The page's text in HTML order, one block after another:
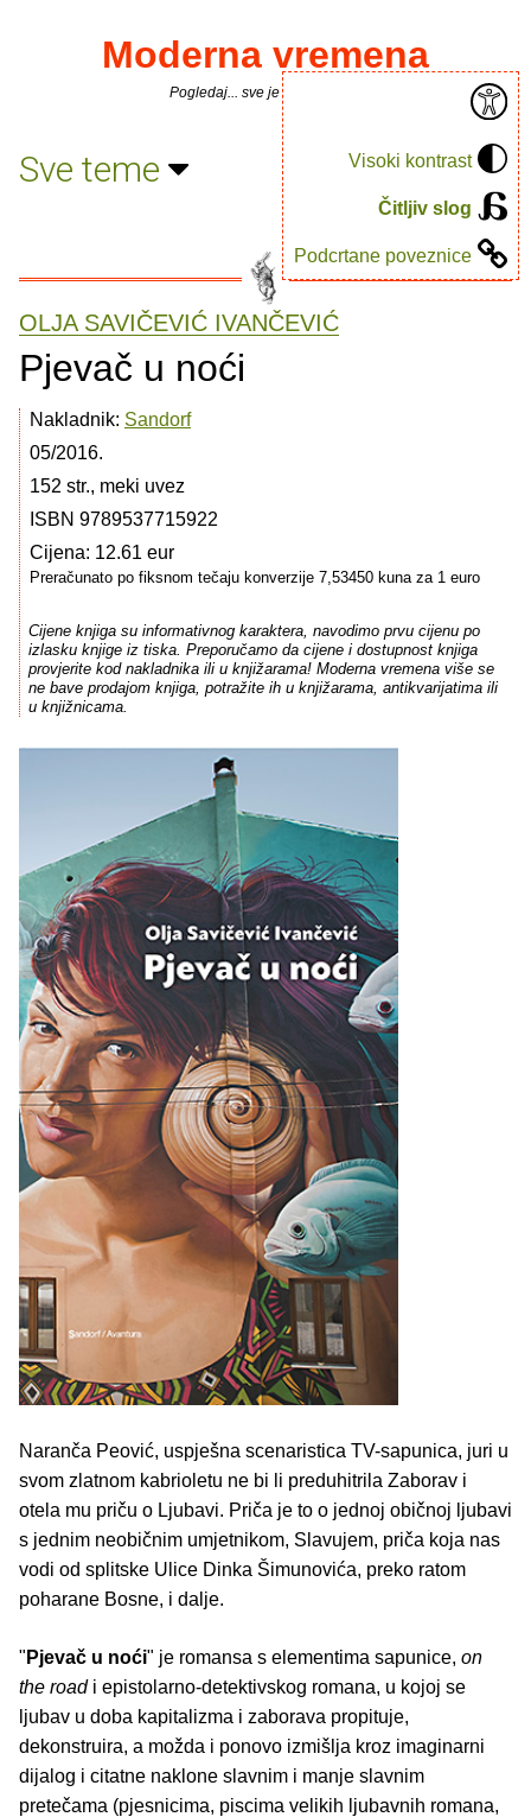
Visoki kontrast
Čitljiv slog
Podcrtane poveznice
Moderna vremena
Pogledaj... sve je puno knjiga.
Sve teme
OLJA SAVIČEVIĆ IVANČEVIĆ
Pjevač u noći
Nakladnik: Sandorf
05/2016.
152 str., meki uvez
ISBN 9789537715922
Cijena: 12.61 eur
Preračunato po fiksnom tečaju konverzije 7,53450 kuna za 1 euro
Cijene knjiga su informativnog karaktera, navodimo prvu cijenu po
izlasku knjige iz tiska. Preporučamo da cijene i dostupnost knjiga
provjerite kod nakladnika ili u knjižarama! Moderna vremena više se
ne bave prodajom knjiga, potražite ih u knjižarama, antikvarijatima ili
u knjižnicama.
Naranča Peović, uspješna scenaristica TV-sapunica, juri u
svom zlatnom kabrioletu ne bi li preduhitrila Zaborav i
otela mu priču o Ljubavi. Priča je to o jednoj običnoj ljubavi
s jednim neobičnim umjetnikom, Slavujem, priča koja nas
vodi od splitske Ulice Dinka Šimunovića, preko ratom
poharane Bosne, i dalje.
" Pjevač u noći" je romansa s elementima sapunice, on
the roadi epistolarno-detektivskog romana, u kojoj se
ljubav u doba kapitalizma i zaborava propituje,
dekonstruira, a možda i ponovo izmišlja kroz imaginarni
dijalog i citatne naklone slavnim i manje slavnim
pretečama (pjesnicima, piscima velikih ljubavnih romana,